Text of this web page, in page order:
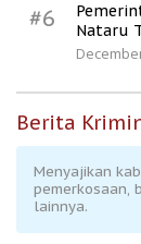
#6
Nataru
Berita
Menyajikan
pemerkosaan,
lainnya.